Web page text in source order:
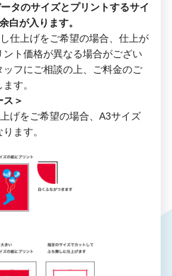
タのサイズとプリントするサイ
白が入ります。
仕上げをご希望の場合、仕上が
ント価格が異なる場合がござい
ッフにご相談の上、ご料金のご
す。
ス＞
げをご希望の場合、A3サイズ
ます。